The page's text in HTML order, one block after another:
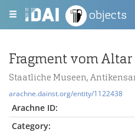
objects
Staatliche Museen,
arachne.dainst.org/entity/1122438
Arachne ID:
Category: